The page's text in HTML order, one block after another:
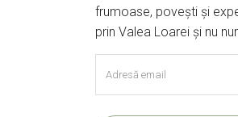
frumoase, povești și
prin Valea Loarei și nu
email